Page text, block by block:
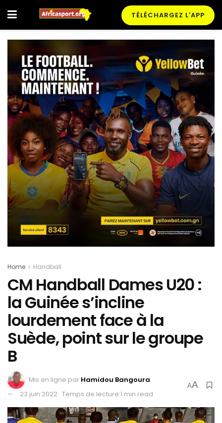
TÉLÉCHARGEZ L'APP
Home Handball
CM Handball Dames U20 :
la Guinée s’incline
lourdement face à la
Suède, point sur le groupe
B
Mis en ligne par Hamidou Bangoura
23 juin 2022 Temps de lecture:1 min read
AA